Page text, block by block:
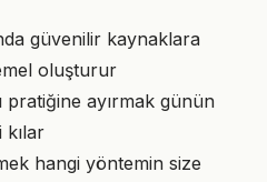
güvenilir kaynaklara
oluşturur
pratiğine ayırmak günün
kılar
hangi yöntemin size